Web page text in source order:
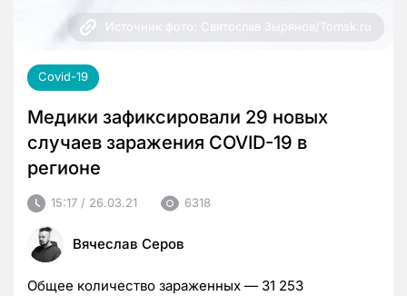
Источник фото: Святослав Зырянов/Tomsk.ru
Covid-19
Медики зафиксировали 29 новых
случаев заражения COVID-19 в
регионе
15:17 / 26.03.21 6318
Вячеслав Серов
Общее количество зараженных — 31 253